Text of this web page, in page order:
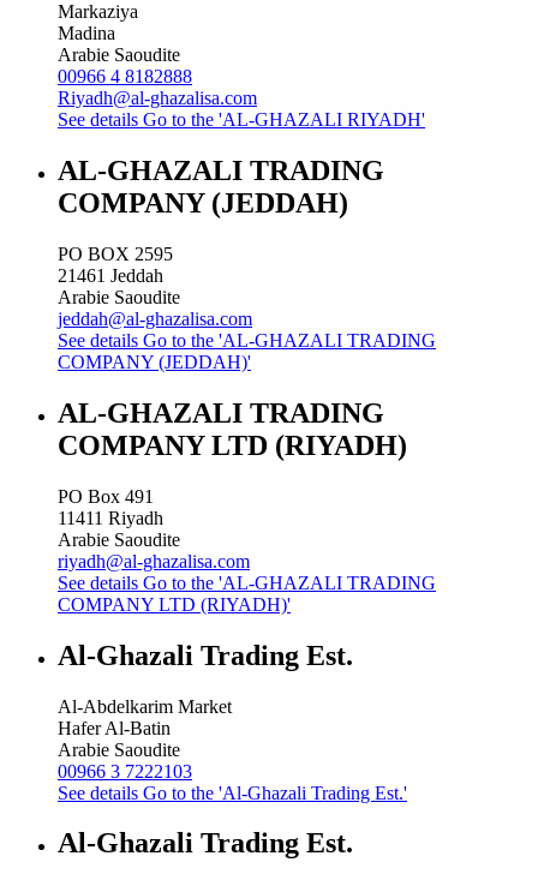
Markaziya
Madina
Arabie Saoudite
00966 4 8182888
Riyadh@al-ghazalisa.com
See details Go to the 'AL-GHAZALI RIYADH'
AL-GHAZALI TRADING
COMPANY (JEDDAH)
PO BOX 2595
21461 Jeddah
Arabie Saoudite
jeddah@al-ghazalisa.com
See details Go to the 'AL-GHAZALI TRADING
COMPANY (JEDDAH)'
AL-GHAZALI TRADING
COMPANY LTD (RIYADH)
PO Box 491
11411 Riyadh
Arabie Saoudite
riyadh@al-ghazalisa.com
See details Go to the 'AL-GHAZALI TRADING
COMPANY LTD (RIYADH)'
Al-Ghazali Trading Est.
Al-Abdelkarim Market
Hafer Al-Batin
Arabie Saoudite
00966 3 7222103
See details Go to the 'Al-Ghazali Trading Est.'
Al-Ghazali Trading Est.